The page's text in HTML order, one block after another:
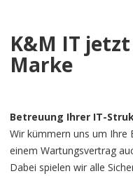
K&M IT
Marke
Betreuung Ihrer IT-
Wir kümmern uns um Ihre
einem Wartungsvertrag
Dabei spielen wir alle